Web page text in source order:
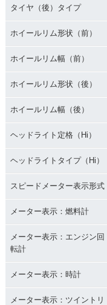
タイヤ（後）タイプ
ホイールリム形状（前）
ホイールリム幅（前）
ホイールリム形状（後）
ホイールリム幅（後）
ヘッドライト定格（Hi）
ヘッドライトタイプ（Hi）
スピードメーター表示形式
メーター表示：燃料計
メーター表示：エンジン回
転計
メーター表示：時計
メーター表示：ツイントリ